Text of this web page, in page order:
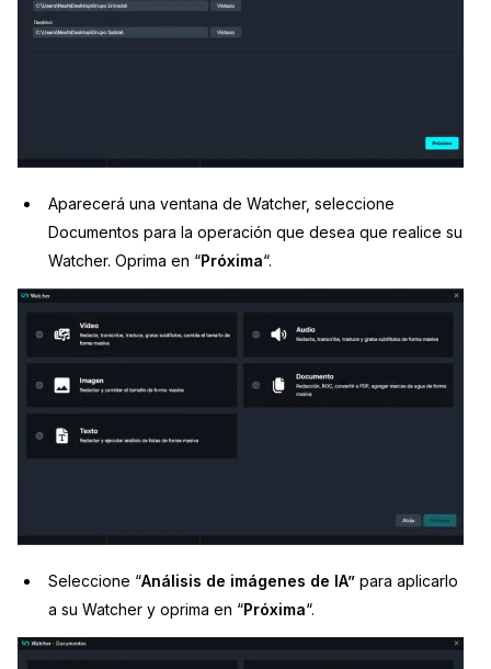
Aparecerá una ventana de Watcher, seleccione
Documentos para la operación que desea que realice su
Watcher. Oprima en “Próxima“.
Seleccione “Análisis de imágenes de IA” para aplicarlo
a su Watcher y oprima en “Próxima“.